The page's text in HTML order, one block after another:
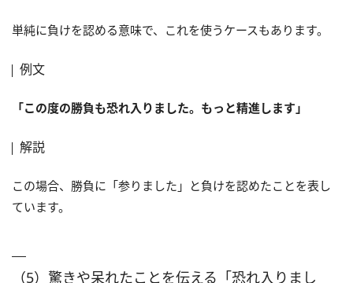
単純に負けを認める意味で、これを使うケースもあります。
例文
「この度の勝負も恐れ入りました。もっと精進します」
解説
この場合、勝負に「参りました」と負けを認めたことを表し
ています。
（5）驚きや呆れたことを伝える「恐れ入りまし